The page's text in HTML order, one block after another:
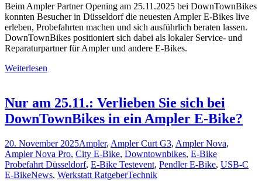
Beim Ampler Partner Opening am 25.11.2025 bei DownTownBikes
konnten Besucher in Düsseldorf die neuesten Ampler E-Bikes live
erleben, Probefahrten machen und sich ausführlich beraten lassen.
DownTownBikes positioniert sich dabei als lokaler Service- und
Reparaturpartner für Ampler und andere E-Bikes.
Weiterlesen
Nur am 25.11.: Verlieben Sie sich bei
DownTownBikes in ein Ampler E-Bike?
20. November 2025Ampler, Ampler Curt G3, Ampler Nova,
Ampler Nova Pro, City E-Bike, Downtownbikes, E-Bike
Probefahrt Düsseldorf, E-Bike Testevent, Pendler E-Bike, USB-C
E-BikeNews, Werkstatt RatgeberTechnik